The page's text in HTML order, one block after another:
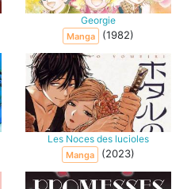
Georgie
Manga (1982)
Les Noces des lucioles
Manga (2023)